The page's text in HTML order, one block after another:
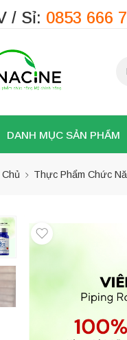
/ Sỉ: 0853 666
DANH MỤC SẢN PHẨM
Thực Phẩm Chức